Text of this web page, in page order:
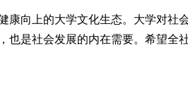
康向上的大学文化生态。大学对社
也是社会发展的内在需要。希望全